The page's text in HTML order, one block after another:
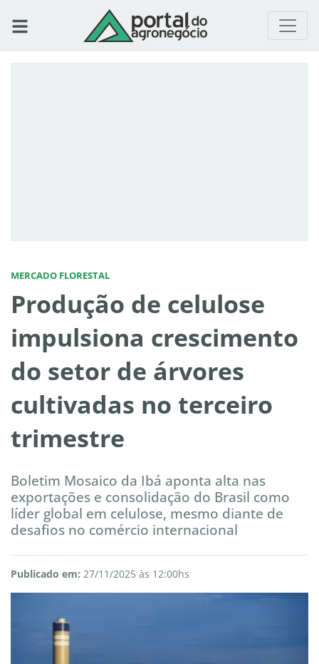
MERCADO FLORESTAL
Produção de celulose
impulsiona crescimento
do setor de árvores
cultivadas no terceiro
trimestre
Boletim Mosaico da Ibá aponta alta nas
exportações e consolidação do Brasil como
líder global em celulose, mesmo diante de
desafios no comércio internacional
Publicado em: 27/11/2025 às 12:00hs